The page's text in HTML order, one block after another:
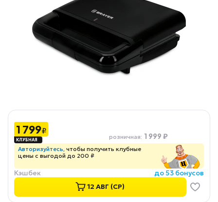
1 799₽
розничная: 1 999 ₽
Авторизуйтесь, чтобы получить клубные
цены с выгодой до 200 ₽
Кэшбек
до 53 бонусов
12 АВГ (СР)